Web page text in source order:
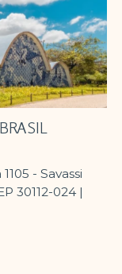
- Savassi
30112-024 |